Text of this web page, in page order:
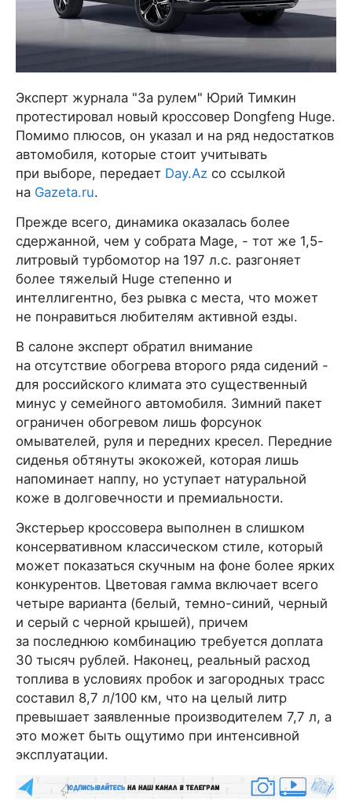
Эксперт журнала "За рулем" Юрий Тимкин
протестировал новый кроссовер Dongfeng Huge.
Помимо плюсов, он указал и на ряд недостатков
автомобиля, которые стоит учитывать
при выборе, передает Day.Az со ссылкой
на Gazeta.ru.
Прежде всего, динамика оказалась более
сдержанной, чем у собрата Mage, - тот же 1,5-
литровый турбомотор на 197 л.с. разгоняет
более тяжелый Huge степенно и
интеллигентно, без рывка с места, что может
не понравиться любителям активной езды.
В салоне эксперт обратил внимание
на отсутствие обогрева второго ряда сидений -
для российского климата это существенный
минус у семейного автомобиля. Зимний пакет
ограничен обогревом лишь форсунок
омывателей, руля и передних кресел. Передние
сиденья обтянуты экокожей, которая лишь
напоминает наппу, но уступает натуральной
коже в долговечности и премиальности.
Экстерьер кроссовера выполнен в слишком
консервативном классическом стиле, который
может показаться скучным на фоне более ярких
конкурентов. Цветовая гамма включает всего
четыре варианта (белый, темно-синий, черный
и серый с черной крышей), причем
за последнюю комбинацию требуется доплата
30 тысяч рублей. Наконец, реальный расход
топлива в условиях пробок и загородных трасс
составил 8,7 л/100 км, что на целый литр
превышает заявленные производителем 7,7 л, а
это может быть ощутимо при интенсивной
эксплуатации.